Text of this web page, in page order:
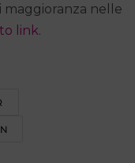
maggioranza nelle
link.